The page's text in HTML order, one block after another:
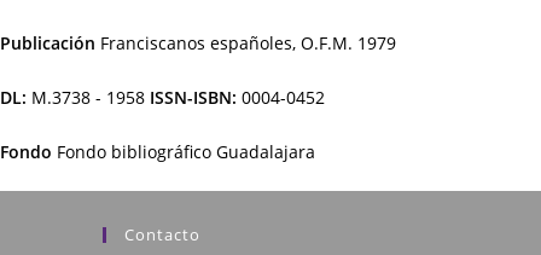
Publicación Franciscanos españoles, O.F.M. 1979
DL: M.3738 - 1958 ISSN-ISBN: 0004-0452
Fondo Fondo bibliográfico Guadalajara
Contacto